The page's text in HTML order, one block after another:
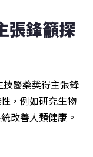
張鋒籲探
醫藥獎得主張鋒
，例如研究生物
改善人類健康。